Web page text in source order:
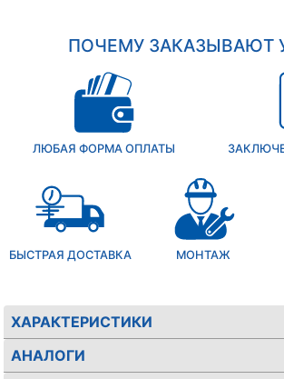
ПОЧЕМУ ЗАКАЗЫВАЮТ
ЛЮБАЯ ФОРМА ОПЛАТЫ
БЫСТРАЯ ДОСТАВКА МОНТАЖ
ХАРАКТЕРИСТИКИ
АНАЛОГИ